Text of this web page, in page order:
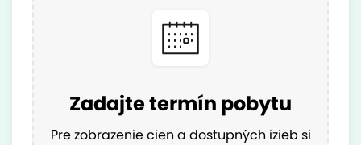
Zadajte termín pobytu
Pre zobrazenie cien a dostupných izieb si